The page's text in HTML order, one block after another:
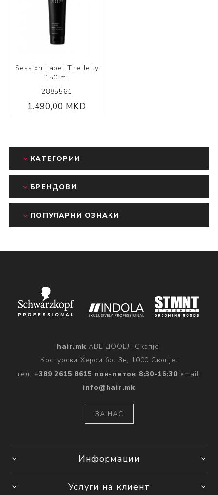
Session Label The Jelly
150 ml
2885561
1.490,00 MKD
КАТЕГОРИИ
БРЕНДОВИ
ПОПУЛАРНИ ОЗНАКИ
hair.mk АВЕ ДООЕЛ Скопје,
Костурски Херои бр. 3в, 1000 Скопје.
тел. +389 2615 8615 пон-петок 8:30-16:30 email:
info@hair.mk
ЗА НАС
Информации
Услуги на клиент